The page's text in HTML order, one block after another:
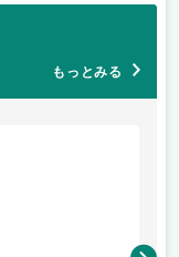
もっとみる